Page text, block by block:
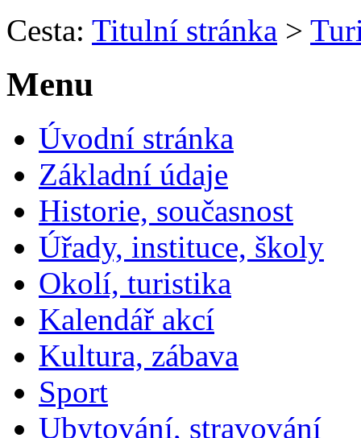
Cesta: Titulní stránka >
Menu
Úvodní stránka
Základní údaje
Historie, současnost
Úřady, instituce, školy
Okolí, turistika
Kalendář akcí
Kultura, zábava
Sport
Ubytování, stravování